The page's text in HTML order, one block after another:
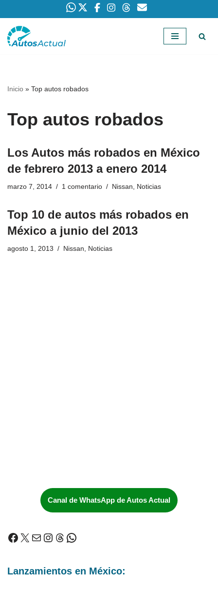
Saltar
Inicio » Top autos robados
Top autos robados
Los Autos más robados en México
de febrero 2013 a enero 2014
marzo 7, 2014 1 comentario Nissan, Noticias
Top 10 de autos más robados en
México a junio del 2013
agosto 1, 2013 Nissan, Noticias
Canal de WhatsApp de Autos Actual
Lanzamientos en México: